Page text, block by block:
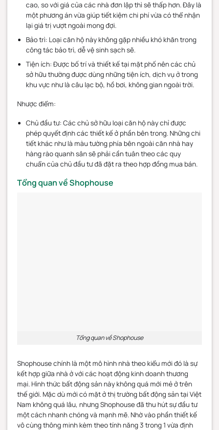
cao, so với giá của các nhà đơn lập thì sẽ thấp hơn. Đây là
một phương án vừa giúp tiết kiệm chi phí vừa có thể nhận
lại giá trị vượt ngoài mong đợi.
Bảo trì: Loại căn hộ này không gặp nhiều khó khăn trong
công tác bảo trì, dễ vệ sinh sạch sẽ.
Tiện ích: Được bố trí và thiết kế tại mặt phố nên các chủ
sở hữu thường được dùng những tiện ích, dịch vụ ở trong
khu vực như là câu lạc bộ, hồ bơi, không gian ngoài trời.
Nhược điểm:
Chủ đầu tư: Các chủ sở hữu loại căn hộ này chỉ được
phép quyết định các thiết kế ở phần bên trong. Những chi
tiết khác như là màu tường phía bên ngoài căn nhà hay
hàng rào quanh sân sẽ phải cần tuân theo các quy
chuẩn của chủ đầu tư đã đặt ra theo hợp đồng mua bán.
Tổng quan về Shophouse
Tổng quan về Shophouse
Shophouse chính là một mô hình nhà theo kiểu mới đó là sự
kết hợp giữa nhà ở với các hoạt động kinh doanh thương
mại. Hình thức bất động sản này không quá mới mẻ ở trên
thế giới. Mặc dù mới có mặt ở thị trường bất động sản tại Việt
Nam không quá lâu, nhưng Shophouse đã thu hút sự đầu tư
một cách nhanh chóng và mạnh mẽ. Nhờ vào phần thiết kế
vô cùng thông minh kèm theo tính năng 3 trong 1 vừa định